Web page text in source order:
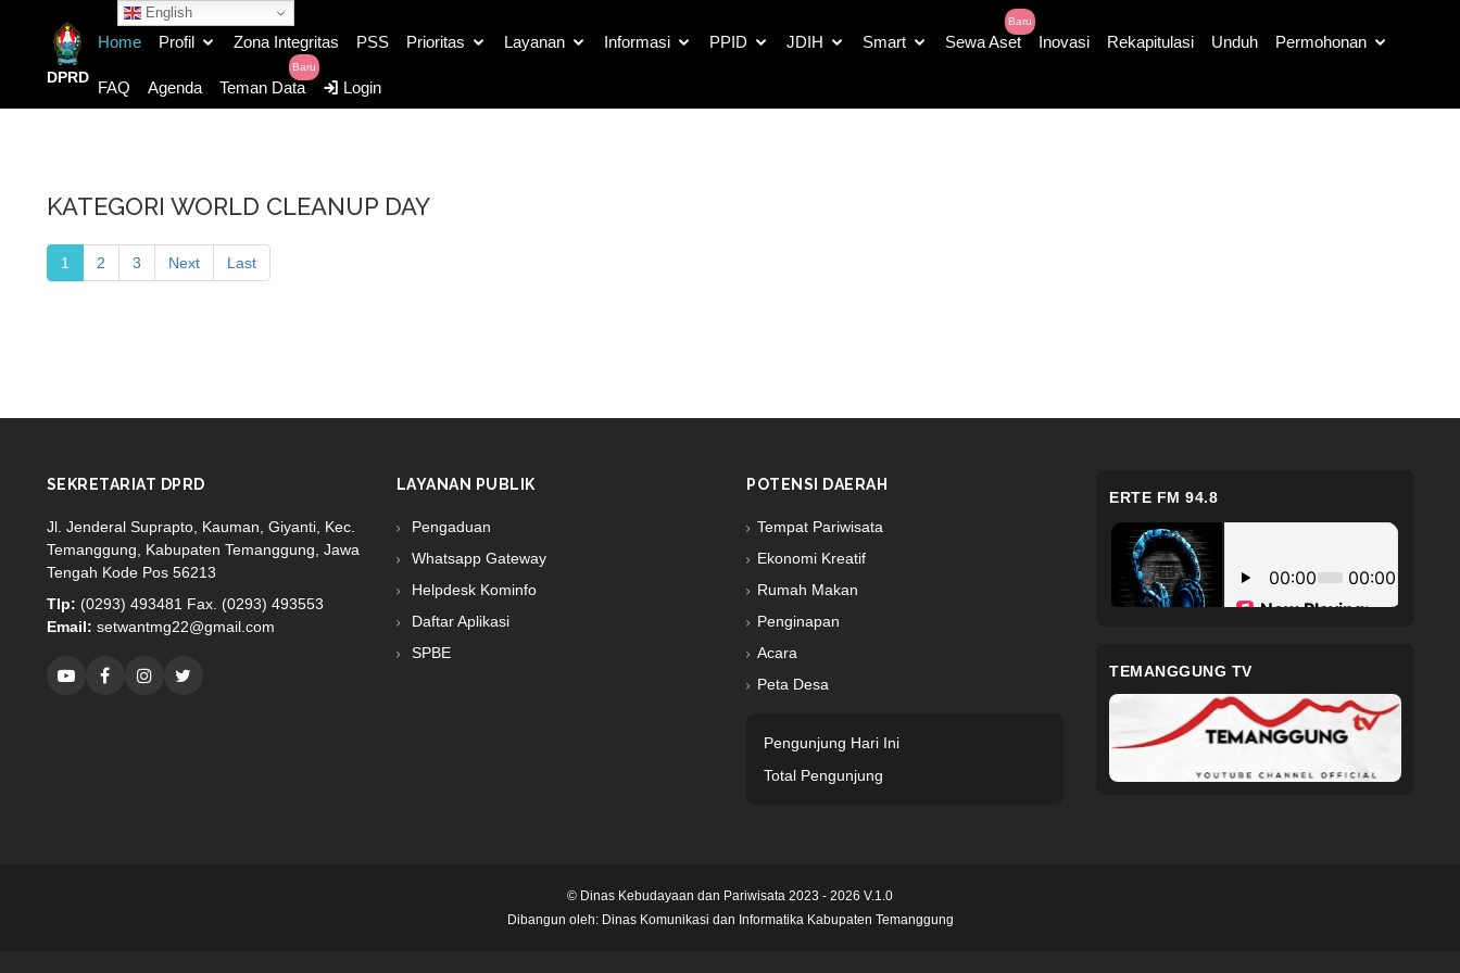
English
DPRD
Home Profil Zona Integritas PSS Prioritas Layanan Informasi PPID JDIH Smart Sewa Aset
Baru
Inovasi Rekapitulasi Unduh Permohonan
FAQ Agenda Teman Data
Baru
Login
KATEGORI WORLD CLEANUP DAY
1 2 3 Next Last
SEKRETARIAT DPRD
Jl. Jenderal Suprapto, Kauman, Giyanti, Kec.
Temanggung, Kabupaten Temanggung, Jawa
Tengah Kode Pos 56213
Tlp: (0293) 493481 Fax. (0293) 493553
Email: setwantmg22@gmail.com
LAYANAN PUBLIK
Pengaduan
Whatsapp Gateway
Helpdesk Kominfo
Daftar Aplikasi
SPBE
POTENSI DAERAH
Tempat Pariwisata
Ekonomi Kreatif
Rumah Makan
Penginapan
Acara
Peta Desa
Pengunjung Hari Ini
Total Pengunjung
ERTE FM 94.8
TEMANGGUNG TV
© Dinas Kebudayaan dan Pariwisata 2023 - 2026 V.1.0
Dibangun oleh: Dinas Komunikasi dan Informatika Kabupaten Temanggung